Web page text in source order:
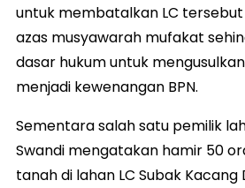
untuk membatalkan LC tersebut
azas musyawarah mufakat
dasar hukum untuk
menjadi kewenangan BPN.
Sementara salah satu pemilik
Swandi mengatakan hamir 50
tanah di lahan LC Subak Kacang